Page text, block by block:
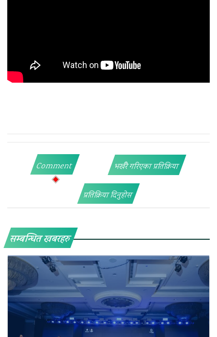
Comment भर्खरै गरिएका प्रतिक्रिया
प्रतिक्रिया दिनुहोस
सम्बन्धित खबरहरु